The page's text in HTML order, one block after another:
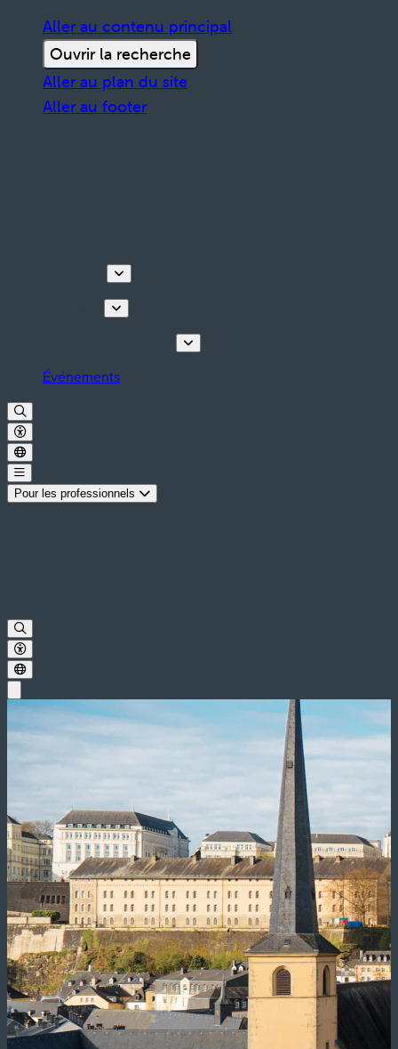
Aller au contenu principal
Ouvrir la recherche
Aller au plan du site
Aller au footer
Événements
Pour les professionnels